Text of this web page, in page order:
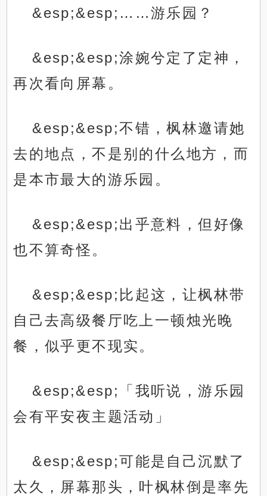
&esp;&esp;……游乐园？
&esp;&esp;涂婉兮定了定神，
再次看向屏幕。
&esp;&esp;不错，枫林邀请她
去的地点，不是别的什么地方，而
是本市最大的游乐园。
&esp;&esp;出乎意料，但好像
也不算奇怪。
&esp;&esp;比起这，让枫林带
自己去高级餐厅吃上一顿烛光晚
餐，似乎更不现实。
&esp;&esp;「我听说，游乐园
会有平安夜主题活动」
&esp;&esp;可能是自己沉默了
太久，屏幕那头，叶枫林倒是率先